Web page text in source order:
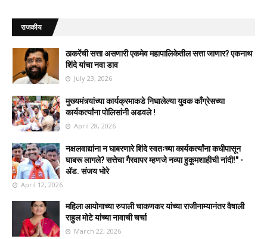
राजकीय
ठाकरेंची सत्ता असणारी एकमेव महापालिकेतील सत्ता जाणार? एकनाथ
शिंदे यांचा नवा डाव
July 23, 2026
मुख्यमंत्र्यांच्या कार्यक्रमाकडे निघालेल्या युवक काँग्रेसच्या
कार्यकर्त्यांना पोलिसांनी अडवले !
April 28, 2026
नक्षलवाद्यांना न घाबरणारे शिंदे स्वतःच्या कार्यकर्त्यांना कधीपासून
घाबरू लागले? सत्तेचा गैरवापर म्हणजे नव्या हुकूमशाहीची नांदी!" -
ॲड. संजय भोरे
April 12, 2026
महिला आयोगाच्या रुपाली चाकणकर यांच्या राजीनाम्यानंतर वैषाली
राहुल मोटे यांच्या नावाची चर्चा
March 22, 2026